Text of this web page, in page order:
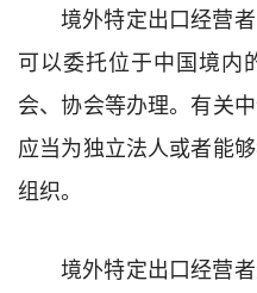
境外特定出口经营
可以委托位于中国境内
会、协会等办理。有关
应当为独立法人或者能
组织。
境外特定出口经营